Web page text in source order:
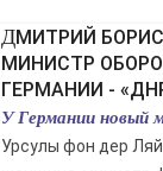
ДМИТРИЙ БОРИСЕНКО: НОВЫЙ
МИНИСТР
ГЕРМАНИИ -
У Германии новый
Урсулы фон дер